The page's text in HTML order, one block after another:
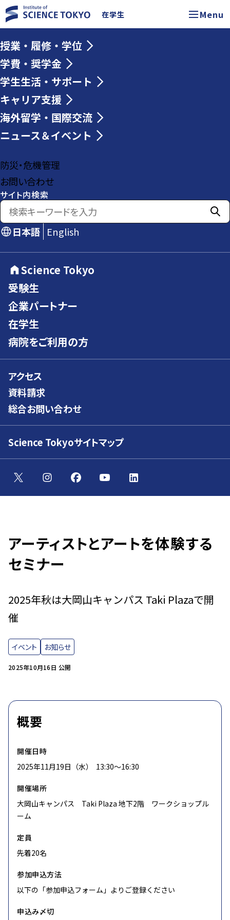
在学生 Menu
授業・履修・学位
学費・奨学金
学生生活・サポート
キャリア支援
海外留学・国際交流
ニュース＆イベント
防災・危機管理
お問い合わせ
サイト内検索
日本語 English
Science Tokyo
受験生
企業パートナー
在学生
病院をご利用の方
アクセス
資料請求
総合お問い合わせ
Science Tokyoサイトマップ
アーティストとアートを体験する
セミナー
2025年10月16日 公開
2025年秋は大岡山キャンパス Taki Plazaで開
催
イベント お知らせ
概要
開催日時
2025年11月19日（水） 13:30〜16:30
開催場所
大岡山キャンパス Taki Plaza 地下2階 ワークショップル
ーム
定員
先着20名
参加申込方法
以下の「参加申込フォーム」よりご登録ください
申込み〆切